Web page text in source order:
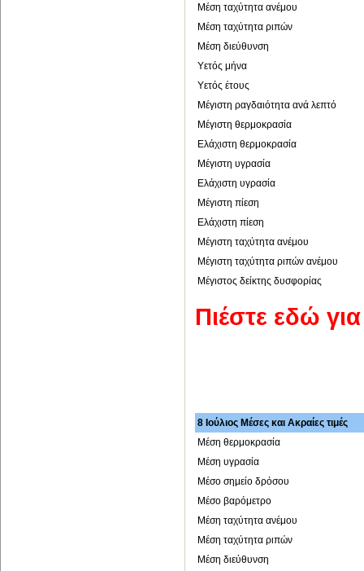
Μέση ταχύτητα ανέμου
Μέση ταχύτητα ριπών
Μέση διεύθυνση
Υετός μήνα
Υετός έτους
Μέγιστη ραγδαιότητα ανά λεπτό
Μέγιστη θερμοκρασία
Ελάχιστη θερμοκρασία
Μέγιστη υγρασία
Ελάχιστη υγρασία
Μέγιστη πίεση
Ελάχιστη πίεση
Μέγιστη ταχύτητα ανέμου
Μέγιστη ταχύτητα ριπών ανέμου
Μέγιστος δείκτης δυσφορίας
Πιέστε εδώ
8 Ιούλιος Μέσες και Ακραίες τιμές
Μέση θερμοκρασία
Μέση υγρασία
Μέσο σημείο δρόσου
Μέσο βαρόμετρο
Μέση ταχύτητα ανέμου
Μέση ταχύτητα ριπών
Μέση διεύθυνση